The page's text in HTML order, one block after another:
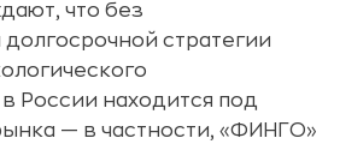
что без
стратегии
России находится под
— в частности, «ФИНГО»